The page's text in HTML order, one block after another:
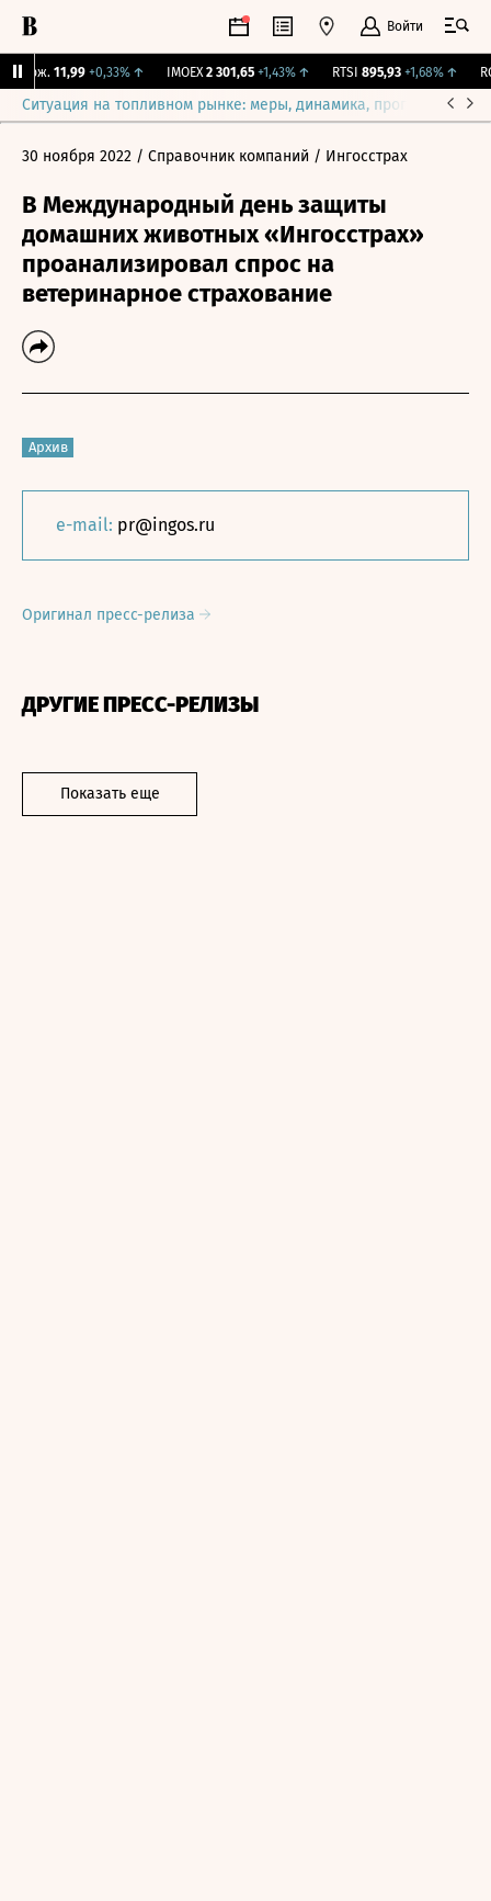
Войти
Бирж. 11,99 +0,33%↑ IMOEX 2 301,65 +1,43%↑ RTSI 895,93 +1,68% ↑
Ситуация на топливном рынке: меры, динамика, прогнозы
30 ноября 2022 / Справочник компаний / Ингосстрах
В Международный день защиты
домашних животных «Ингосстрах»
проанализировал спрос на
ветеринарное страхование
Архив
e-mail: pr@ingos.ru
Оригинал пресс-релиза
ДРУГИЕ ПРЕСС-РЕЛИЗЫ
Показать еще